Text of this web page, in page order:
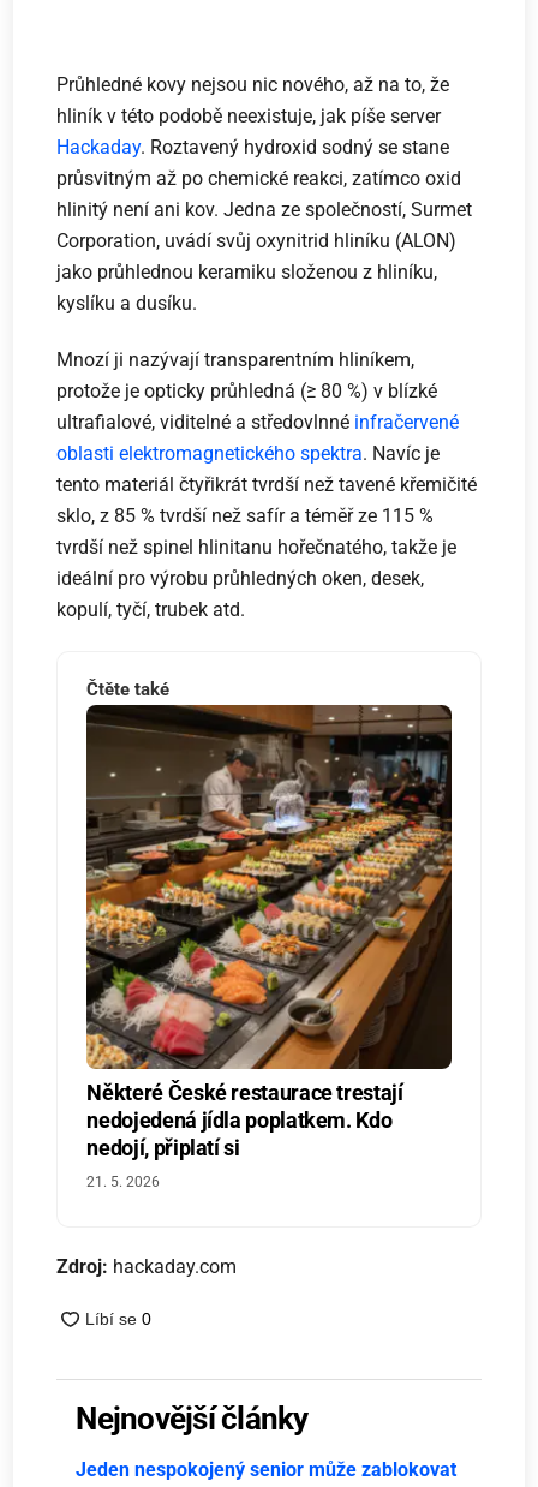
Průhledné kovy nejsou nic nového, až na to, že
hliník v této podobě neexistuje, jak píše server
Hackaday. Roztavený hydroxid sodný se stane
průsvitným až po chemické reakci, zatímco oxid
hlinitý není ani kov. Jedna ze společností, Surmet
Corporation, uvádí svůj oxynitrid hliníku (ALON)
jako průhlednou keramiku složenou z hliníku,
kyslíku a dusíku.
Mnozí ji nazývají transparentním hliníkem,
protože je opticky průhledná (≥ 80 %) v blízké
ultrafialové, viditelné a středovlnné infračervené
oblasti elektromagnetického spektra. Navíc je
tento materiál čtyřikrát tvrdší než tavené křemičité
sklo, z 85 % tvrdší než safír a téměř ze 115 %
tvrdší než spinel hlinitanu hořečnatého, takže je
ideální pro výrobu průhledných oken, desek,
kopulí, tyčí, trubek atd.
Čtěte také
Některé České restaurace trestají
nedojedená jídla poplatkem. Kdo
nedojí, připlatí si
21. 5. 2026
Zdroj: hackaday.com
Nejnovější články
Jeden nespokojený senior může zablokovat